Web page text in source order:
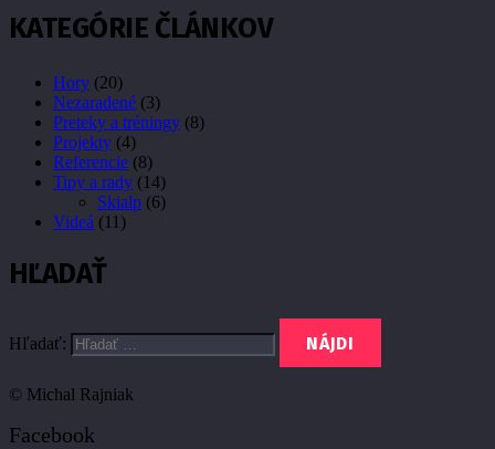
KATEGÓRIE ČLÁNKOV
Hory (20)
Nezaradené (3)
Preteky a tréningy (8)
Projekty (4)
Referencie (8)
Tipy a rady (14)
Skialp (6)
Videá (11)
HĽADAŤ
Hľadať:
© Michal Rajniak
Facebook